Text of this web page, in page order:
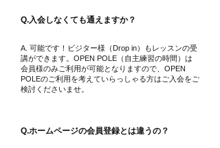
Q.​入会しなくても通えますか？
A. 可能です！ビジター様（Drop in）もレッスンの受
講ができます。OPEN POLE（自主練習の時間）は
会員様のみご利用が可能となりますので、OPEN
POLEのご利用を考えていらっしゃる方はご入会をご
検討くださいませ。
Q.ホームページの会員登録とは違うの？